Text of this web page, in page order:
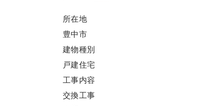
所在地
豊中市
建物種別
戸建住宅
工事内容
交換工事